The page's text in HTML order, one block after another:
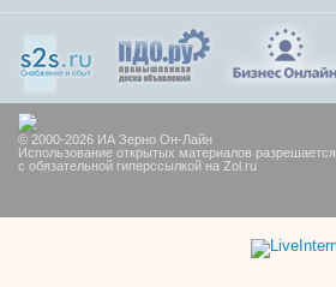
© 2000-2026 ИА Зерно Он-Лайн
Использование открытых материалов разрешается
с обязательной гиперссылкой на Zol.ru